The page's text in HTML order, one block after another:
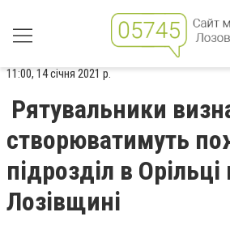
11:00, 14 січня 2021 р.
Рятувальники
створюватимуть
підрозділ в Орільці
Лозівщині